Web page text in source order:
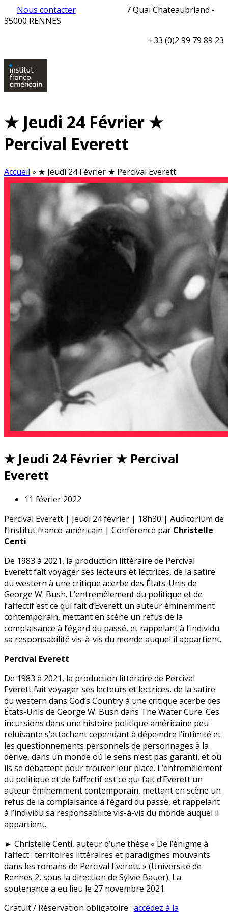
Nous contacter
7 Quai Chateaubriand -
35000 RENNES
+33 (0)2 99 79 89 23
★ Jeudi 24 Février ★
Percival Everett
Accueil » ★ Jeudi 24 Février ★ Percival Everett
★ Jeudi 24 Février ★ Percival
Everett
11 février 2022
Percival Everett | Jeudi 24 février | 18h30 | Auditorium de
l’Institut franco-américain | Conférence par Christelle
Centi
De 1983 à 2021, la production littéraire de Percival
Everett fait voyager ses lecteurs et lectrices, de la satire
du western à une critique acerbe des États-Unis de
George W. Bush. L’entremêlement du politique et de
l’affectif est ce qui fait d’Everett un auteur éminemment
contemporain, mettant en scène un refus de la
complaisance à l’égard du passé, et rappelant à l’individu
sa responsabilité vis-à-vis du monde auquel il appartient.
Percival Everett
De 1983 à 2021, la production littéraire de Percival
Everett fait voyager ses lecteurs et lectrices, de la satire
du western dans God’s Country à une critique acerbe des
États-Unis de George W. Bush dans The Water Cure. Ces
incursions dans une histoire politique américaine peu
reluisante s’attachent cependant à dépeindre l’intimité et
les questionnements personnels de personnages à la
dérive, dans un monde où le sens n’est pas garanti, et où
ils se débattent pour trouver leur place. L’entremêlement
du politique et de l’affectif est ce qui fait d’Everett un
auteur éminemment contemporain, mettant en scène un
refus de la complaisance à l’égard du passé, et rappelant
à l’individu sa responsabilité vis-à-vis du monde auquel il
appartient.
► Christelle Centi, auteur d’une thèse « De l’énigme à
l’affect : territoires littéraires et paradigmes mouvants
dans les romans de Percival Everett. » (Université de
Rennes 2, sous la direction de Sylvie Bauer). La
soutenance a eu lieu le 27 novembre 2021.
Gratuit / Réservation obligatoire : accédez à la